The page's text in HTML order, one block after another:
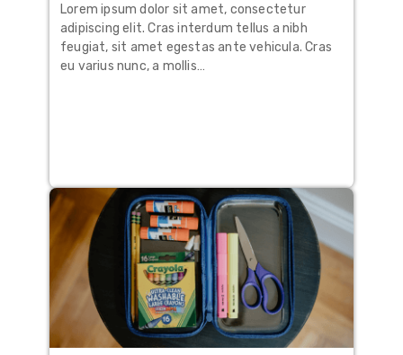
Lorem ipsum dolor sit amet, consectetur
adipiscing elit. Cras interdum tellus a nibh
feugiat, sit amet egestas ante vehicula. Cras
eu varius nunc, a mollis…